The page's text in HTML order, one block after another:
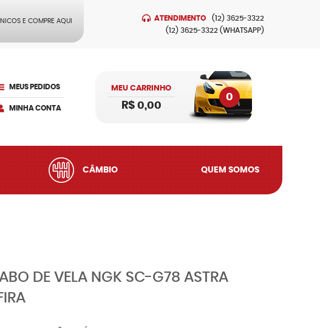
E COMPRE AQUI ATENDIMENTO (12) 3625-3322
(12) 3625-3322 (WHATSAPP)
MEUS PEDIDOS
MINHA CONTA
MEU CARRINHO
0
R$ 0,00
CÂMBIO QUEM SOMOS
DE VELA NGK SC-G78 ASTRA